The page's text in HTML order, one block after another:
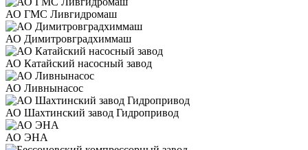
АО ГМС Ливгидромаш
АО Димитровградхиммаш
АО Катайский насосный завод
АО Ливнынасос
АО Шахтинский завод Гидропривод
АО ЭНА